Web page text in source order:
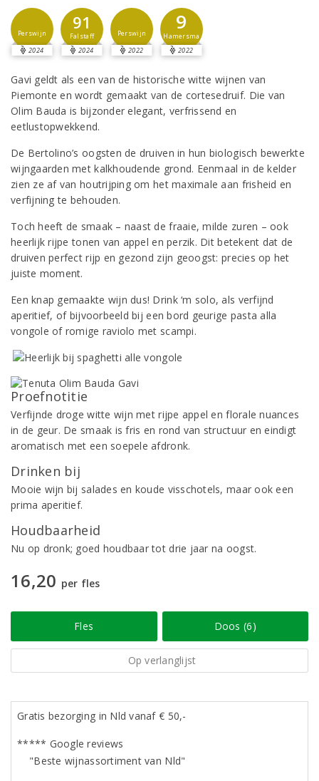
Perswijn
2024
91
Falstaff
2024
Perswijn
2022
9
Hamersma
2022
Gavi geldt als een van de historische witte wijnen van
Piemonte en wordt gemaakt van de cortesedruif. Die van
Olim Bauda is bijzonder elegant, verfrissend en
eetlustopwekkend.
De Bertolino’s oogsten de druiven in hun biologisch bewerkte
wijngaarden met kalkhoudende grond. Eenmaal in de kelder
zien ze af van houtrijping om het maximale aan frisheid en
verfijning te behouden.
Toch heeft de smaak – naast de fraaie, milde zuren – ook
heerlijk rijpe tonen van appel en perzik. Dit betekent dat de
druiven perfect rijp en gezond zijn geoogst: precies op het
juiste moment.
Een knap gemaakte wijn dus! Drink ‘m solo, als verfijnd
aperitief, of bijvoorbeeld bij een bord geurige pasta alla
vongole of romige raviolo met scampi.
Proefnotitie
Verfijnde droge witte wijn met rijpe appel en florale nuances
in de geur. De smaak is fris en rond van structuur en eindigt
aromatisch met een soepele afdronk.
Drinken bij
Mooie wijn bij salades en koude visschotels, maar ook een
prima aperitief.
Houdbaarheid
Nu op dronk; goed houdbaar tot drie jaar na oogst.
16,20 per fles
Fles Doos (6)
Op verlanglijst
Gratis bezorging in Nld vanaf € 50,-
***** Google reviews
"Beste wijnassortiment van Nld"